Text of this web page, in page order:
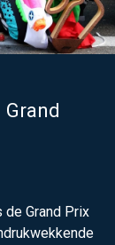
Grand Prix